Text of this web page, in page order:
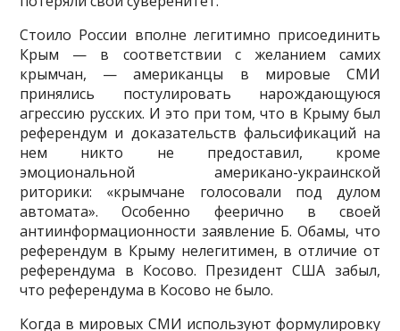
Стоило России вполне легитимно присоединить
Крым — в соответствии с желанием самих
крымчан, — американцы в мировые СМИ
принялись постулировать нарождающуюся
агрессию русских. И это при том, что в Крыму был
референдум и доказательств фальсификаций на
нем никто не предоставил, кроме
эмоциональной американо-украинской
риторики: «крымчане голосо­вали под дулом
автомата». Особенно феерично в своей
антиинформационности заявление Б. Оба­мы, что
референдум в Крыму нелегитимен, в отличие от
референдума в Косово. Президент США забыл,
что референдума в Косово не было.
Когда в мировых СМИ используют формулировку